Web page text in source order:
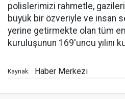
polislerimizi rahmetle,
büyük bir özveriyle ve insan
yerine getirmekte olan tüm
kuruluşunun 169'uncu yılını
Kaynak: Haber Merkezi